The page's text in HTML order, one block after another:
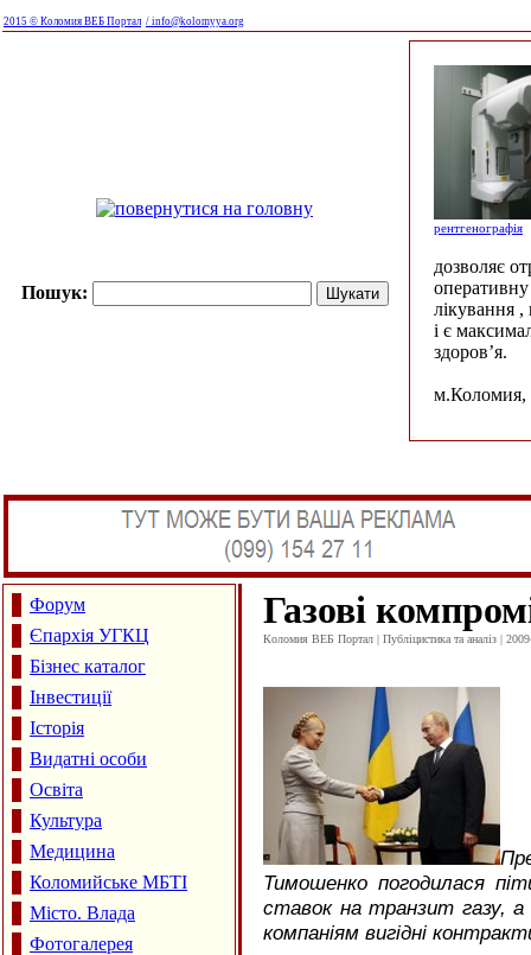
2015 © Коломия ВЕБ Портал / info@kolomyya.org
Пошук:
рентгенографія
дозволяє
лікування ,
і є
здоров’я.
м.Коломия,
Форум
Єпархія УГКЦ
Бізнес каталог
Інвестиції
Історія
Видатні особи
Освіта
Культура
Медицина
Коломийське МБТІ
Місто. Влада
Фотогалерея
Газові
Коломия ВЕБ Портал | Публіцистика та аналіз |
Тимошенко погодилася
ставок на транзит газу, а
компаніям вигідні